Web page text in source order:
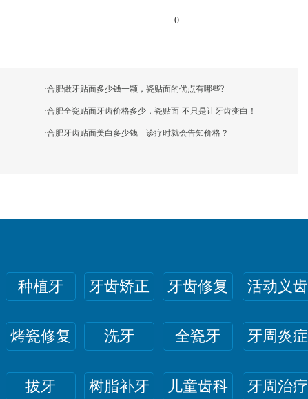
0
·合肥做牙贴面多少钱一颗，瓷贴面的优点有哪些?
·合肥全瓷贴面牙齿价格多少，瓷贴面-不只是让牙齿变白！
·合肥牙齿贴面美白多少钱—诊疗时就会告知价格？
种植牙 牙齿矫正 牙齿修复 活动义齿
烤瓷修复 洗牙 全瓷牙 牙周炎症
拔牙 树脂补牙 儿童齿科 牙周治疗